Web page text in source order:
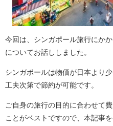
今回は、シンガポール旅行にか
についてお話ししました。
シンガポールは物価が日本より
工夫次第で節約が可能です。
ご自身の旅行の目的に合わせて
ことがベストですので、本記事